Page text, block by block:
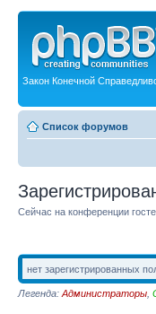
Закон Конечной
Список форумов
Сейчас на конференции
нет зарегистрированных
Легенда: Администраторы